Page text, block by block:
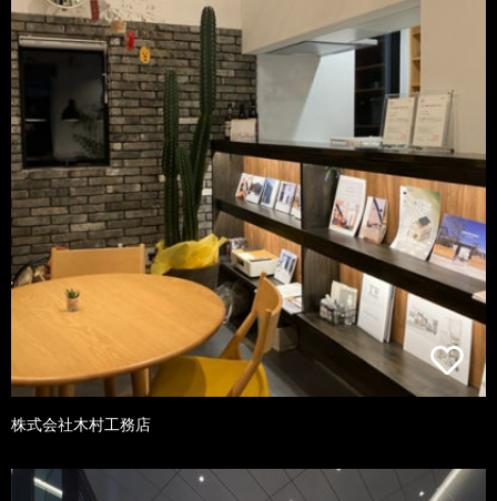
株式会社木村工務店